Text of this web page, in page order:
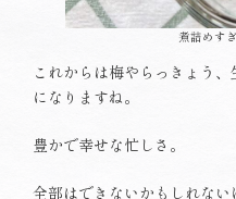
煮詰めす
これからは梅やらっきょう
になりますね。
豊かで幸せな忙しさ。
全部はできないかもしれない